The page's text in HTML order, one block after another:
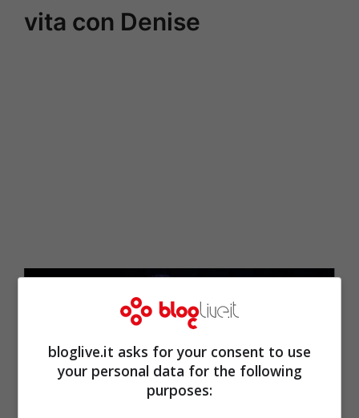
vita con Denise
bloglive.it asks for your consent to use
your personal data for the following
purposes: